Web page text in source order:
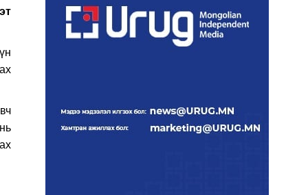
шүүхэд шилжүүлжээ
Шатахууны нийлүүлэлт